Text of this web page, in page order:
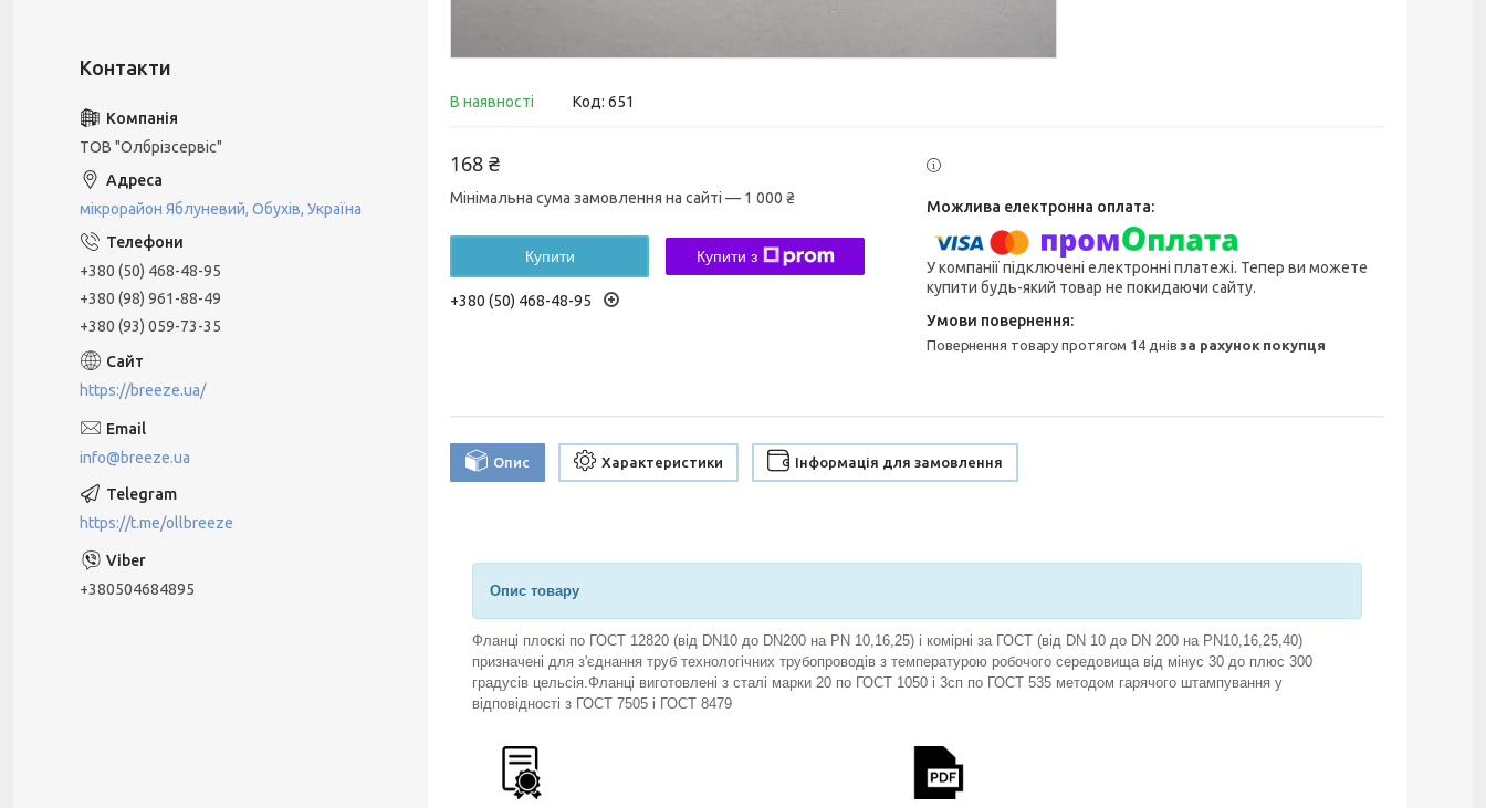
В наявності Код: 651
168 ₴
Мінімальна сума замовлення на сайті — 1 000 ₴
Купити Купити з
+380 (50) 468-48-95
У компанії підключені електронні платежі. Тепер ви можете
купити будь-який товар не покидаючи сайту.
повернення товару протягом 14 днівза рахунок покупця
Опис Характеристики Інформація для замовлення
Опис товару
Фланці плоскі по ГОСТ 12820 (від DN10 до DN200 на PN 10,16,25) і комірні за ГОСТ (від DN 10 до DN 200 на PN10,16,25,40)
призначені для з'єднання труб технологічних трубопроводів з температурою робочого середовища від мінус 30 до плюс 300
градусів цельсія.Фланці виготовлені з сталі марки 20 по ГОСТ 1050 і 3сп по ГОСТ 535 методом гарячого штампування у
відповідності з ГОСТ 7505 і ГОСТ 8479
ТОВ "Олбрізсервіс"
мікрорайон Яблуневий, Обухів, Україна
+380 (50) 468-48-95
+380 (98) 961-88-49
+380 (93) 059-73-35
https://breeze.ua/
info@breeze.ua
https://t.me/ollbreeze
+380504684895